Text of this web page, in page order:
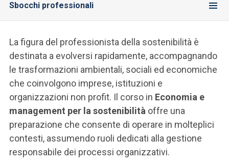
Sbocchi professionali
La figura del professionista della sostenibilità è
destinata a evolversi rapidamente, accompagnando
le trasformazioni ambientali, sociali ed economiche
che coinvolgono imprese, istituzioni e
organizzazioni non profit. Il corso in Economia e
management per la sostenibilità offre una
preparazione che consente di operare in molteplici
contesti, assumendo ruoli dedicati alla gestione
responsabile dei processi organizzativi.